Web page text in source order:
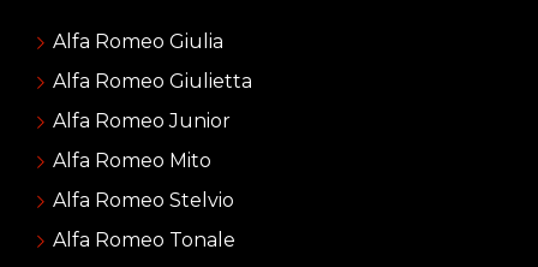
Alfa Romeo Giulia
Alfa Romeo Giulietta
Alfa Romeo Junior
Alfa Romeo Mito
Alfa Romeo Stelvio
Alfa Romeo Tonale